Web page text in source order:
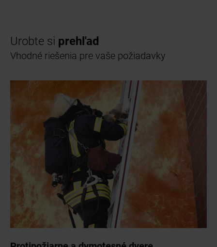
Urobte si prehl'ad
Vhodné riešenia pre vaše požiadavky